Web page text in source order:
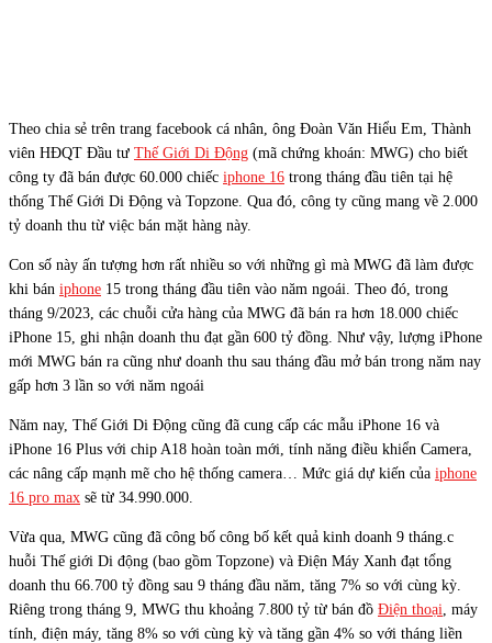
Theo chia sẻ trên trang facebook cá nhân, ông Đoàn Văn Hiểu Em, Thành
viên HĐQT Đầu tư Thế Giới Di Động (mã chứng khoán: MWG) cho biết
công ty đã bán được 60.000 chiếc iphone 16 trong tháng đầu tiên tại hệ
thống Thế Giới Di Động và Topzone. Qua đó, công ty cũng mang về 2.000
tỷ doanh thu từ việc bán mặt hàng này.
Con số này ấn tượng hơn rất nhiều so với những gì mà MWG đã làm được
khi bán iphone 15 trong tháng đầu tiên vào năm ngoái. Theo đó, trong
tháng 9/2023, các chuỗi cửa hàng của MWG đã bán ra hơn 18.000 chiếc
iPhone 15, ghi nhận doanh thu đạt gần 600 tỷ đồng. Như vậy, lượng iPhone
mới MWG bán ra cũng như doanh thu sau tháng đầu mở bán trong năm nay
gấp hơn 3 lần so với năm ngoái
Năm nay, Thế Giới Di Động cũng đã cung cấp các mẫu iPhone 16 và
iPhone 16 Plus với chip A18 hoàn toàn mới, tính năng điều khiển Camera,
các nâng cấp mạnh mẽ cho hệ thống camera… Mức giá dự kiến của iphone
16 pro max sẽ từ 34.990.000.
Vừa qua, MWG cũng đã công bố công bố kết quả kinh doanh 9 tháng.c
huỗi Thế giới Di động (bao gồm Topzone) và Điện Máy Xanh đạt tổng
doanh thu 66.700 tỷ đồng sau 9 tháng đầu năm, tăng 7% so với cùng kỳ.
Riêng trong tháng 9, MWG thu khoảng 7.800 tỷ từ bán đồ Điện thoại , máy
tính, điện máy, tăng 8% so với cùng kỳ và tăng gần 4% so với tháng liền